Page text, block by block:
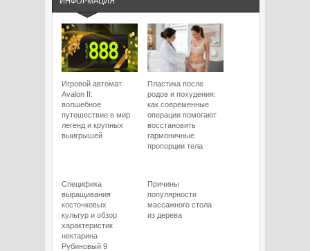
Игровой автомат
Avalon II:
волшебное
путешествие в мир
легенд и крупных
выигрышей
Пластика после
родов и похудения:
как современные
операции помогают
восстановить
гармоничные
пропорции тела
Специфика
выращивания
косточковых
культур и обзор
характеристик
нектарина
Рубиновый 9
Причины
популярности
массажного стола
из дерева